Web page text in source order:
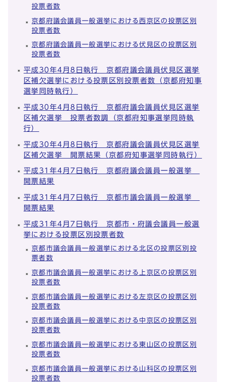
投票者数
京都府議会議員一般選挙における西京区の投票区別
投票者数
京都府議会議員一般選挙における伏見区の投票区別
投票者数
平成30年4月8日執行 京都府議会議員伏見区選挙
区補欠選挙における投票区別投票者数（京都府知事
選挙同時執行）
平成30年4月8日執行 京都府議会議員伏見区選挙
区補欠選挙 投票者数調（京都府知事選挙同時執
行）
平成30年4月8日執行 京都府議会議員伏見区選挙
区補欠選挙 開票結果（京都府知事選挙同時執行）
平成31年4月7日執行 京都府議会議員一般選挙
開票結果
平成31年4月7日執行 京都市議会議員一般選挙
開票結果
平成31年4月7日執行 京都市・府議会議員一般選
挙における投票区別投票者数
京都市議会議員一般選挙における北区の投票区別投
票者数
京都市議会議員一般選挙における上京区の投票区別
投票者数
京都市議会議員一般選挙における左京区の投票区別
投票者数
京都市議会議員一般選挙における中京区の投票区別
投票者数
京都市議会議員一般選挙における東山区の投票区別
投票者数
京都市議会議員一般選挙における山科区の投票区別
投票者数